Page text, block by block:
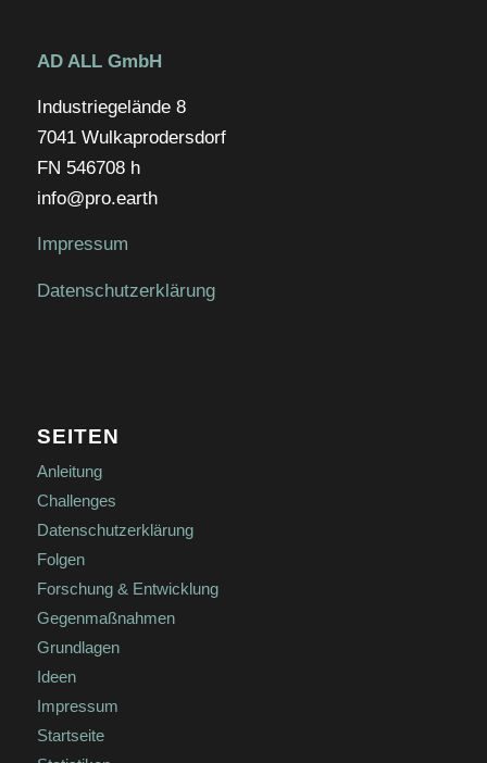
AD ALL GmbH
Industriegelände 8
7041 Wulkaprodersdorf
FN 546708 h
info@pro.earth
Impressum
Datenschutzerklärung
SEITEN
Anleitung
Challenges
Datenschutzerklärung
Folgen
Forschung & Entwicklung
Gegenmaßnahmen
Grundlagen
Ideen
Impressum
Startseite